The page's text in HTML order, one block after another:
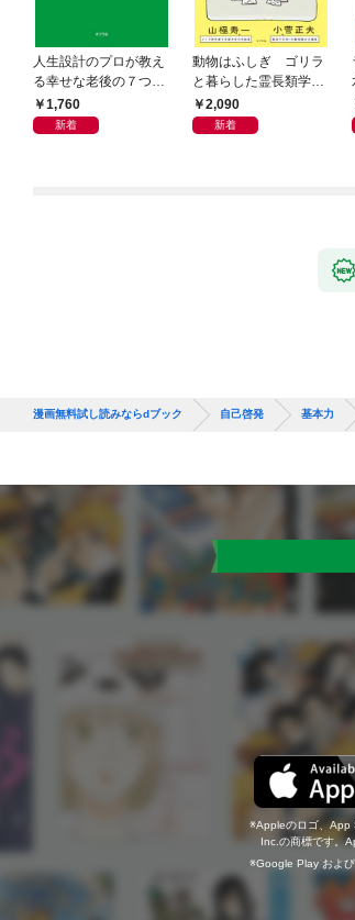
人生設計のプロが教え
る幸せな老後の７つの
条件1,760
新着
動物はふしぎ ゴリラ
と暮らした霊長類学者
と、アザラシと泳いだ
獣医が語り合う
2,090
新着
漫画無料試し読みならdブック 自己啓発 基本力
Appleのロゴ、App
Inc.の商標です。
Google Play およ